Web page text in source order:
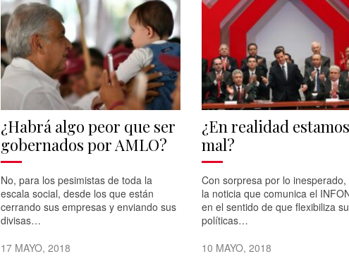
¿Habrá algo peor que ser
gobernados por AMLO?
No, para los pesimistas de toda la
escala social, desde los que están
cerrando sus empresas y enviando sus
divisas…
17 MAYO, 2018
¿En realidad
mal?
Con sorpresa por lo inesperado,
la noticia que comunica el
en el sentido de que flexibiliza
políticas…
10 MAYO, 2018